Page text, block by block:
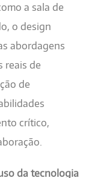
a sala de
o design
abordagens
reais de
de
crítico,
da tecnologia